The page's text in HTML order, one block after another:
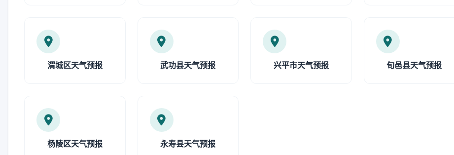
渭城区天气预报 武功县天气预报 兴平市天气预报 旬邑县天气预报
杨陵区天气预报 永寿县天气预报